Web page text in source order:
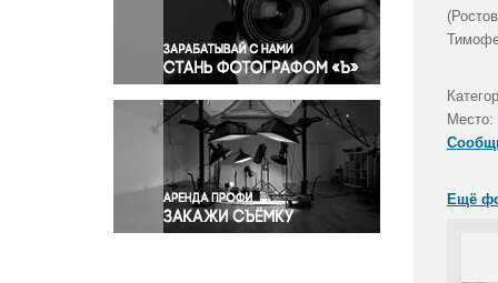
Правосудие
Происшествия и конфликты
Религия
Светская жизнь
Спорт
Экология
Экономика и бизнес
Место:
Ещё